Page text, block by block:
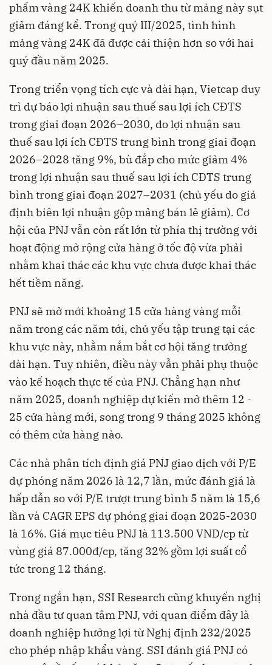
phẩm vàng 24K khiến doanh thu từ mảng này sụt
giảm đáng kể. Trong quý III/2025, tình hình
mảng vàng 24K đã được cải thiện hơn so với hai
quý đầu năm 2025.
Trong triển vọng tích cực và dài hạn, Vietcap duy
trì dự báo lợi nhuận sau thuế sau lợi ích CĐTS
trong giai đoạn 2026–2030, do lợi nhuận sau
thuế sau lợi ích CĐTS trung bình trong giai đoạn
2026–2028 tăng 9%, bù đắp cho mức giảm 4%
trong lợi nhuận sau thuế sau lợi ích CĐTS trung
bình trong giai đoạn 2027–2031 (chủ yếu do giả
định biên lợi nhuận gộp mảng bán lẻ giảm). Cơ
hội của PNJ vẫn còn rất lớn từ phía thị trường với
hoạt động mở rộng cửa hàng ở tốc độ vừa phải
nhằm khai thác các khu vực chưa được khai thác
hết tiềm năng.
PNJ sẽ mở mới khoảng 15 cửa hàng vàng mỗi
năm trong các năm tới, chủ yếu tập trung tại các
khu vực này, nhằm nắm bắt cơ hội tăng trưởng
dài hạn. Tuy nhiên, điều này vẫn phải phụ thuộc
vào kế hoạch thực tế của PNJ. Chẳng hạn như
năm 2025, doanh nghiệp dự kiến mở thêm 12 -
25 cửa hàng mới, song trong 9 tháng 2025 không
có thêm cửa hàng nào.
Các nhà phân tích định giá PNJ giao dịch với P/E
dự phóng năm 2026 là 12,7 lần, mức đánh giá là
hấp dẫn so với P/E trượt trung bình 5 năm là 15,6
lần và CAGR EPS dự phóng giai đoạn 2025-2030
là 16%. Giá mục tiêu PNJ là 113.500 VND/cp từ
vùng giá 87.000đ/cp, tăng 32% gồm lợi suất cổ
tức trong 12 tháng.
Trong ngắn hạn, SSI Research cũng khuyến nghị
nhà đầu tư quan tâm PNJ, với quan điểm đây là
doanh nghiệp hưởng lợi từ Nghị định 232/2025
cho phép nhập khẩu vàng. SSI đánh giá PNJ có